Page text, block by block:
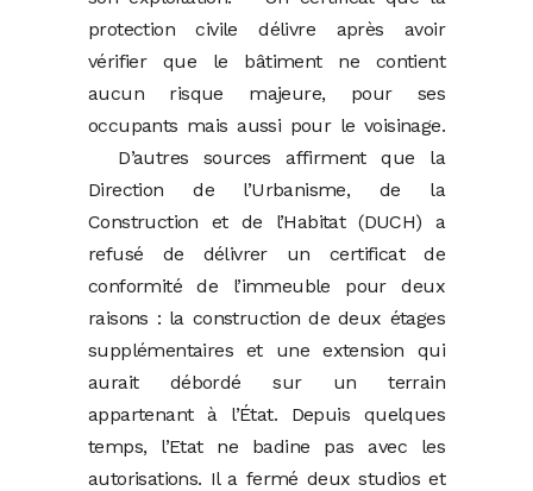
protection civile délivre après avoir
vérifier que le bâtiment ne contient
aucun risque majeure, pour ses
occupants mais aussi pour le voisinage.
D’autres sources affirment que la
Direction de l’Urbanisme, de la
Construction et de l’Habitat (DUCH) a
refusé de délivrer un certificat de
conformité de l’immeuble pour deux
raisons : la construction de deux étages
supplémentaires et une extension qui
aurait débordé sur un terrain
appartenant à l’État. Depuis quelques
temps, l’Etat ne badine pas avec les
autorisations. Il a fermé deux studios et